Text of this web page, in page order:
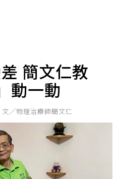
簡文仁教
動一動
文╱物理治療師簡文仁